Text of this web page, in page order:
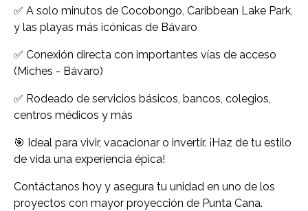
✅ A solo minutos de Cocobongo, Caribbean Lake Park,
y las playas más icónicas de Bávaro
✅ Conexión directa con importantes vías de acceso
(Miches - Bávaro)
✅ Rodeado de servicios básicos, bancos, colegios,
centros médicos y más
🎯 Ideal para vivir, vacacionar o invertir. ¡Haz de tu estilo
de vida una experiencia épica!
Contáctanos hoy y asegura tu unidad en uno de los
proyectos con mayor proyección de Punta Cana.